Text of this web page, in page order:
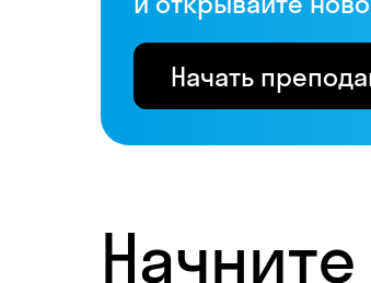
Начать